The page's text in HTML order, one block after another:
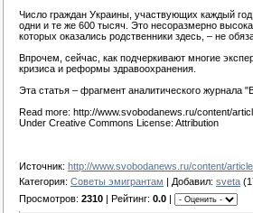
Число граждан Украины, участвующих каждый
одни и те же 600 тысяч. Это несоразмерно
которых оказались родственники здесь, – не
Впрочем, сейчас, как подчеркивают многие
кризиса и реформы здравоохранения.
Эта статья – фрагмент аналитического
Read more: http://www.svobodanews.ru/content/
Under Creative Commons License: Attribution
Источник: http://www.svobodanews.ru/content/
Категория: Cоветы эмигрантам | Добавил: sveta
Просмотров: 2310 | Рейтинг: 0.0